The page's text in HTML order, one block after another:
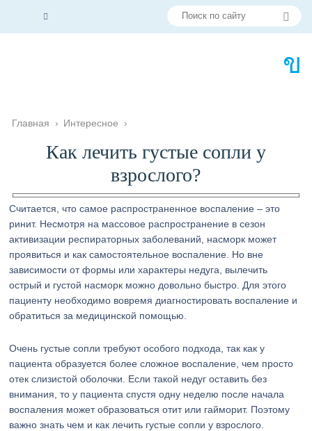
Главная › Интересное ›
Как лечить густые сопли у
взрослого?
Считается, что самое распространенное воспаление – это
ринит. Несмотря на массовое распространение в сезон
активизации респираторных заболеваний, насморк может
проявиться и как самостоятельное воспаление. Но вне
зависимости от формы или характеры недуга, вылечить
острый и густой насморк можно довольно быстро. Для этого
пациенту необходимо вовремя диагностировать воспаление и
обратиться за медицинской помощью.
Очень густые сопли требуют особого подхода, так как у
пациента образуется более сложное воспаление, чем просто
отек слизистой оболочки. Если такой недуг оставить без
внимания, то у пациента спустя одну неделю после начала
воспаления может образоваться отит или гайморит. Поэтому
важно знать чем и как лечить густые сопли у взрослого.